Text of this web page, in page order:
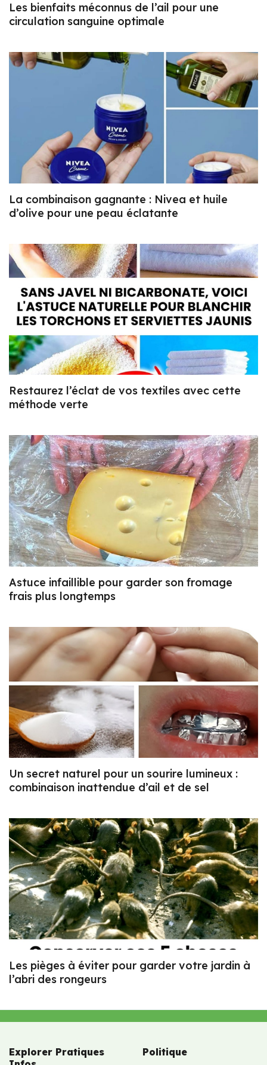
Les bienfaits méconnus de l’ail pour une
circulation sanguine optimale
La combinaison gagnante : Nivea et huile
d’olive pour une peau éclatante
Restaurez l’éclat de vos textiles avec cette
méthode verte
Astuce infaillible pour garder son fromage
frais plus longtemps
Un secret naturel pour un sourire lumineux :
combinaison inattendue d’ail et de sel
Les pièges à éviter pour garder votre jardin à
l’abri des rongeurs
Explorer Pratiques
Politique